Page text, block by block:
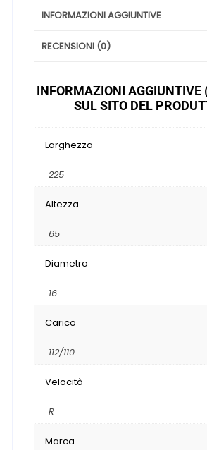
INFORMAZIONI AGGIUNTIVE
RECENSIONI (0)
INFORMAZIONI AGGIUNTIVE
SUL SITO DEL
Larghezza
225
Altezza
65
Diametro
16
Carico
112/110
Velocità
R
Marca